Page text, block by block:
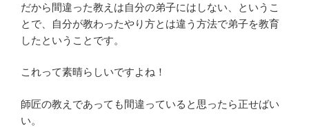
だから間違った教えは自分の弟子にはしない、というこ
とで、自分が教わったやり方とは違う方法で弟子を教育
したということです。
これって素晴らしいですよね！
師匠の教えであっても間違っていると思ったら正せばい
い。